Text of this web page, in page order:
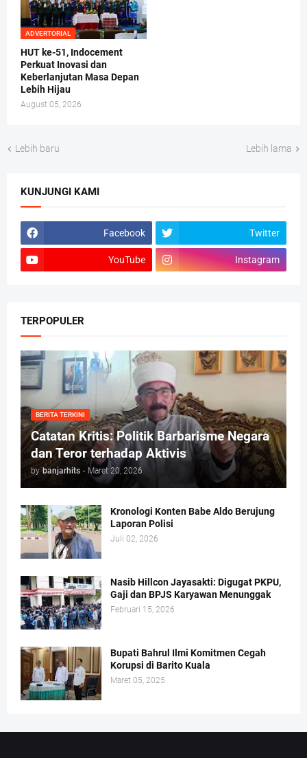
ADVERTORIAL
HUT ke-51, Indocement
Perkuat Inovasi dan
Keberlanjutan Masa Depan
Lebih Hijau
August 05, 2026
Lebih baru Lebih lama
KUNJUNGI KAMI
Facebook Twitter
YouTube Instagram
TERPOPULER
BERITA TERKINI
Catatan Kritis: Politik Barbarisme Negara
dan Teror terhadap Aktivis
by banjarhits - Maret 20, 2026
Kronologi Konten Babe Aldo Berujung
Laporan Polisi
Juli 02, 2026
Nasib Hillcon Jayasakti: Digugat PKPU,
Gaji dan BPJS Karyawan Menunggak
Februari 15, 2026
Bupati Bahrul Ilmi Komitmen Cegah
Korupsi di Barito Kuala
Maret 05, 2025